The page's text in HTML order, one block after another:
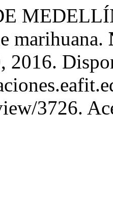
marihuana.
2016.
3726.